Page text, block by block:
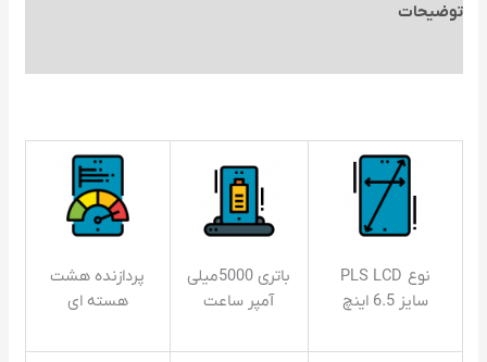
توضیحات
نوع PLS LCD
سایز 6.5 اینچ
باتری 5000میلی
آمپر ساعت
پردازنده هشت
هسته ای